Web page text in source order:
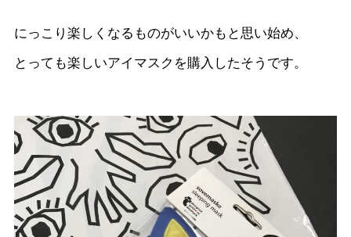
にっこり楽しくなるものがいいかもと思い始め、
とっても楽しいアイマスクを購入したそうです。